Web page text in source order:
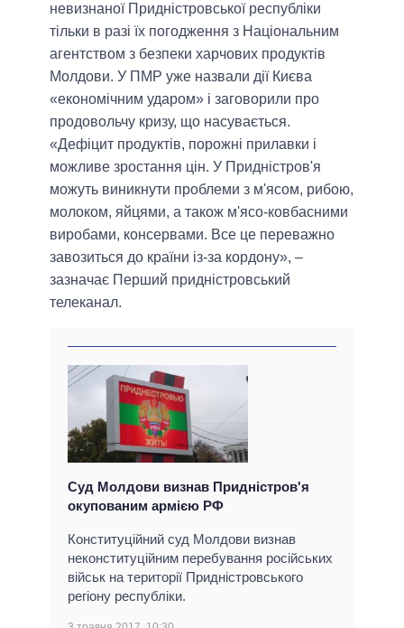
невизнаної Придністровської республіки
тільки в разі їх погодження з Національним
агентством з безпеки харчових продуктів
Молдови. У ПМР уже назвали дії Києва
«економічним ударом» і заговорили про
продовольчу кризу, що насувається.
«Дефіцит продуктів, порожні прилавки і
можливе зростання цін. У Придністров'я
можуть виникнути проблеми з м'ясом, рибою,
молоком, яйцями, а також м'ясо-ковбасними
виробами, консервами. Все це переважно
завозиться до країни із-за кордону», –
зазначає Перший придністровський
телеканал.
Суд Молдови визнав Придністров'я
окупованим армією РФ
Конституційний суд Молдови визнав
неконституційним перебування російських
військ на території Придністровського
регіону республіки.